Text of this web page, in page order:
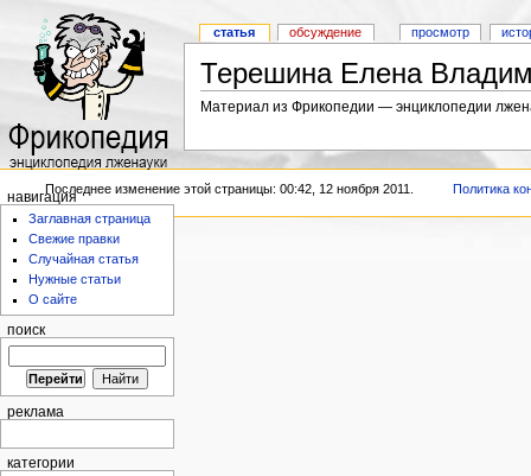
Терешина Елена
Материал из Фрикопедии — энциклопедии
статья обсуждение просмотр
навигация
Заглавная страница
Свежие правки
Случайная статья
Нужные статьи
О сайте
поиск
реклама
категории
Последнее изменение этой страницы: 00:42, 12 ноября 2011. Политика